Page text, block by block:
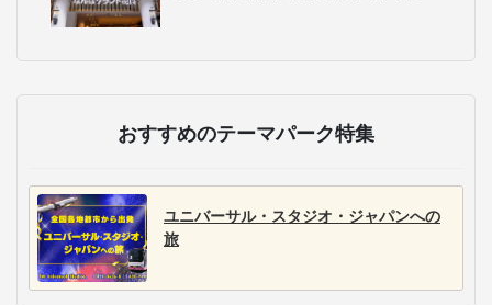
おすすめのテーマパーク特集
ユニバーサル・スタジオ・ジャパンへの
旅